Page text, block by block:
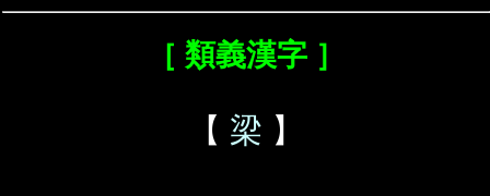
［ 類義漢字 ］
【 梁 】